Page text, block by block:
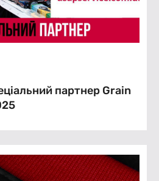
партнер Grain